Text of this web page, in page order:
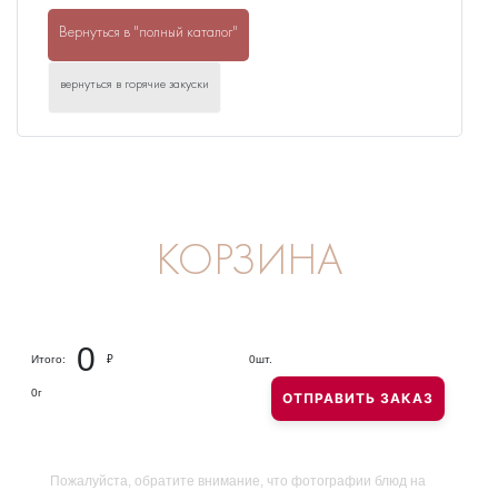
Вернуться в "полный каталог"
вернуться в горячие закуски
КОРЗИНА
Итого: 0 ₽ 0шт.
0г ОТПРАВИТЬ ЗАКАЗ
Пожалуйста, обратите внимание, что фотографии блюд на